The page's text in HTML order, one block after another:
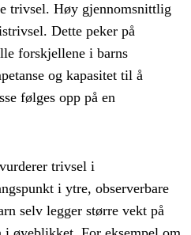
trivsel. Høy gjennomsnittlig
Dette peker på
forskjellene i barns
og kapasitet til å
følges opp på en
trivsel i
i ytre, observerbare
selv legger større vekt på